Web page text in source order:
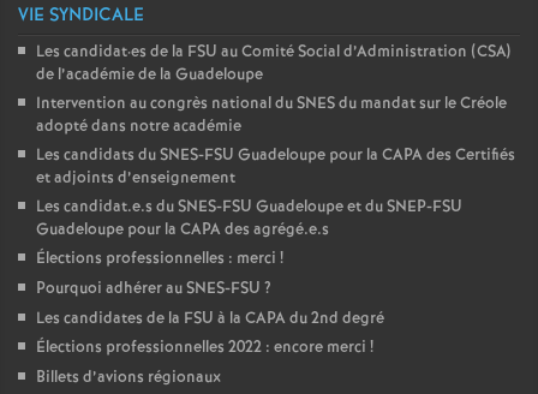
VIE SYNDICALE
Les candidat·es de la FSU au Comité Social d’Administration (CSA)
de l’académie de la Guadeloupe
Intervention au congrès national du SNES du mandat sur le Créole
adopté dans notre académie
Les candidats du SNES-FSU Guadeloupe pour la CAPA des Certifiés
et adjoints d’enseignement
Les candidat.e.s du SNES-FSU Guadeloupe et du SNEP-FSU
Guadeloupe pour la CAPA des agrégé.e.s
Élections professionnelles : merci !
Pourquoi adhérer au SNES-FSU ?
Les candidates de la FSU à la CAPA du 2nd degré
Élections professionnelles 2022 : encore merci !
Billets d’avions régionaux